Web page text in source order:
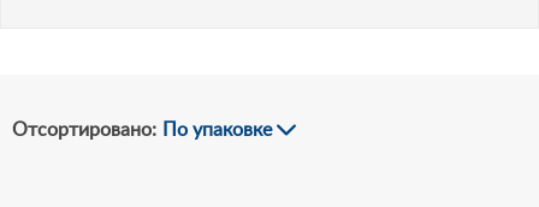
Отсортировано: По упаковке